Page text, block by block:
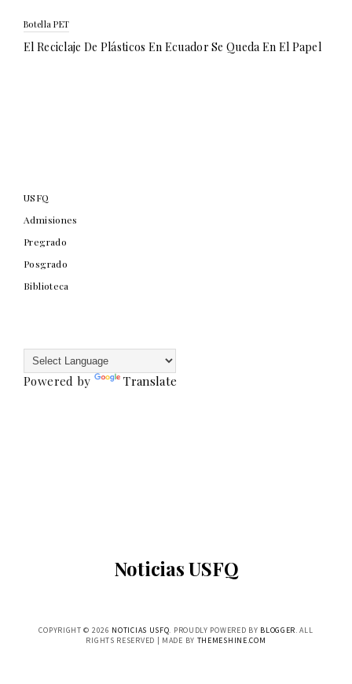
Botella PET
El Reciclaje De Plásticos En Ecuador Se Queda En El Papel
USFQ
Admisiones
Pregrado
Posgrado
Biblioteca
Powered by Translate
Noticias USFQ
COPYRIGHT © 2026 NOTICIAS USFQ. PROUDLY POWERED BY BLOGGER. ALL
RIGHTS RESERVED | MADE BY THEMESHINE.COM